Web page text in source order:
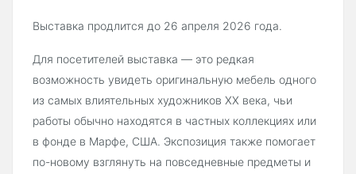
Выставка продлится до 26 апреля 2026 года.
Для посетителей выставка — это редкая
возможность увидеть оригинальную мебель одного
из самых влиятельных художников XX века, чьи
работы обычно находятся в частных коллекциях или
в фонде в Марфе, США. Экспозиция также помогает
по-новому взглянуть на повседневные предметы и